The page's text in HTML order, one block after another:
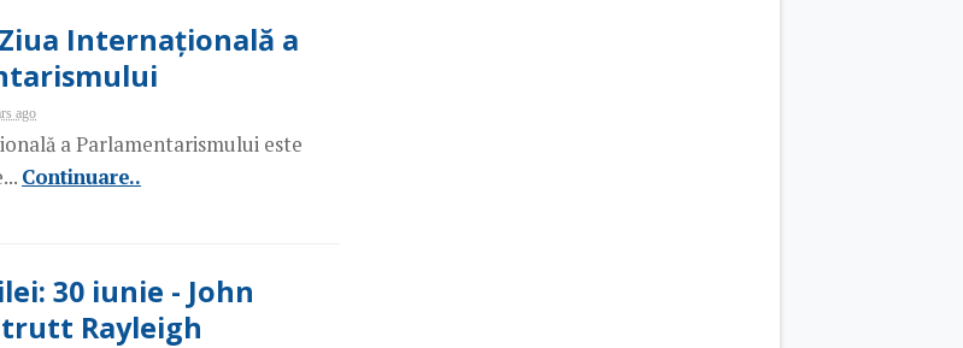
Internațională a
ago
a Parlamentarismului este
Continuare..
30 iunie - John
Rayleigh